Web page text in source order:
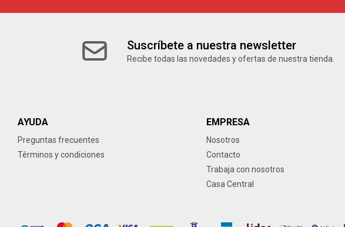
Suscríbete a nuestra newsletter
Recibe todas las novedades y ofertas de nuestra tienda.
AYUDA
Preguntas frecuentes
Términos y condiciones
EMPRESA
Nosotros
Contacto
Trabaja con nosotros
Casa Central